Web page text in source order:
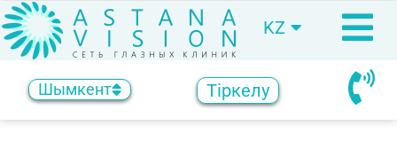
KZ
RU
Шымкент Тіркелу